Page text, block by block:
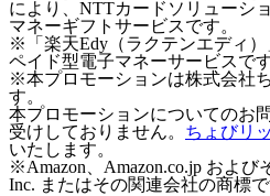
により、NTTカードソリューシ
マネーギフトサービスです。
※「楽天Edy（ラクテンエディ
ペイド型電子マネーサービスです
※本プロモーションは株式会社
す。
本プロモーションについてのお
受けしておりません。 ちょびリ
いたします。
※Amazon、Amazon.co.jp および
Inc. またはその関連会社の商標で